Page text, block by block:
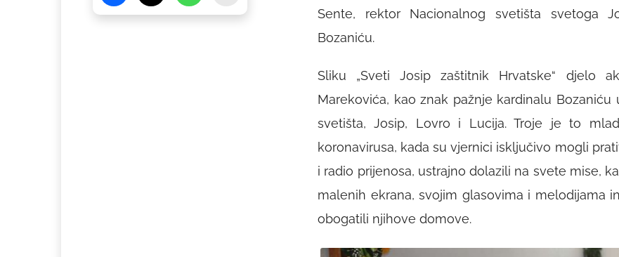
Sente, rektor Nacionalnog svetišta svetoga
Bozaniću.
Sliku „Sveti Josip zaštitnik Hrvatske“ djelo
Marekovića, kao znak pažnje kardinalu
svetišta, Josip, Lovro i Lucija. Troje je to
koronavirusa, kada su vjernici isključivo mogli
i radio prijenosa, ustrajno dolazili na svete mise,
malenih ekrana, svojim glasovima i melodijama
obogatili njihove domove.